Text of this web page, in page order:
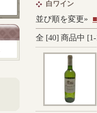
白ワイン
並び順を変更»
全 [40] 商品中 [1-